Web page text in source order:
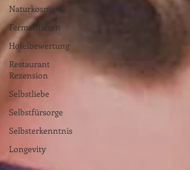
Naturkosmetik
Fermentieren
Hotelbewertung
Restaurant
Rezension
Selbstliebe
Selbstfürsorge
Selbsterkenntnis
Longevity